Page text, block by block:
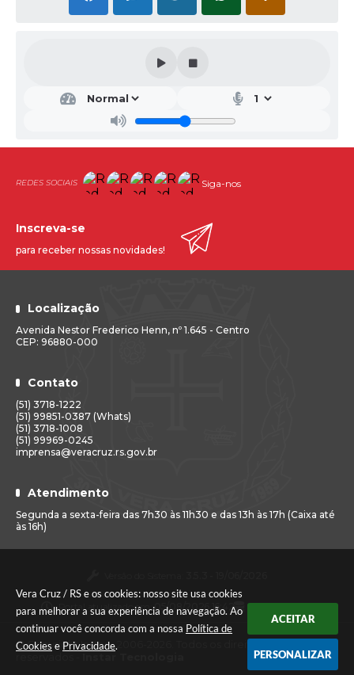
Vera Cruz / RS e os cookies: nosso site usa cookies
para melhorar a sua experiência de navegação. Ao
continuar você concorda com a nossa Política de
Cookies e Privacidade.
ACEITAR
PERSONALIZAR
Siga-nos
Localização
Avenida Nestor Frederico Henn, nº 1.645 - Centro
CEP: 96880-000
Contato
(51) 3718-1222
(51) 99851-0387 (Whats)
(51) 3718-1008
(51) 99969-0245
imprensa@veracruz.rs.gov.br
Atendimento
Segunda a sexta-feira das 7h30 às 11h30 e das 13h às 17h (Caixa até
às 16h)
Inscreva-se
para receber nossas novidades!
Portal atualizado em:05/08/2026 16:42 Dados Abertos
© Copyright Instar - 2006-2026. Todos os direitos